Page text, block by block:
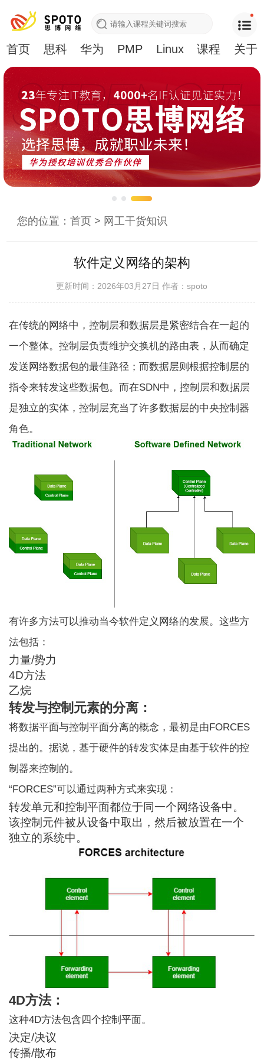
首页 思科 华为 PMP Linux 课程 关于
您的位置：首页 > 网工干货知识
软件定义网络的架构
更新时间：2026年03月27日作者：spoto
在传统的网络中，控制层和数据层是紧密结合在一起的
一个整体。控制层负责维护交换机的路由表，从而确定
发送网络数据包的最佳路径；而数据层则根据控制层的
指令来转发这些数据包。而在SDN中，控制层和数据层
是独立的实体，控制层充当了许多数据层的中央控制器
角色。
有许多方法可以推动当今软件定义网络的发展。这些方
法包括：
力量/势力
4D方法
乙烷
转发与控制元素的分离：
将数据平面与控制平面分离的概念，最初是由FORCES
提出的。据说，基于硬件的转发实体是由基于软件的控
制器来控制的。
“FORCES”可以通过两种方式来实现：
转发单元和控制平面都位于同一个网络设备中。
该控制元件被从设备中取出，然后被放置在一个
独立的系统中。
4D方法：
这种4D方法包含四个控制平面。
决定/决议
传播/散布